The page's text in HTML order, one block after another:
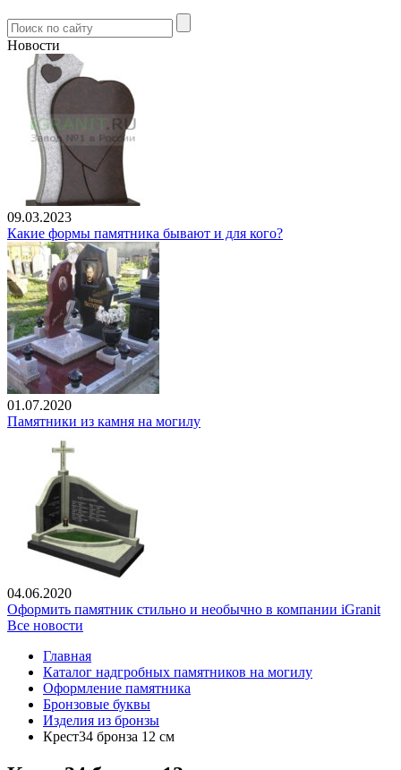
Новости
09.03.2023
Какие формы памятника бывают и для кого?
01.07.2020
Памятники из камня на могилу
04.06.2020
Оформить памятник стильно и необычно в компании iGranit
Все новости
Главная
Каталог надгробных памятников на могилу
Оформление памятника
Бронзовые буквы
Изделия из бронзы
Крест34 бронза 12 см